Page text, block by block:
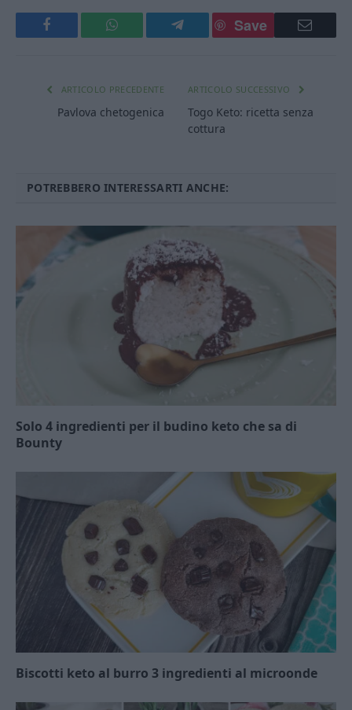
Facebook WhatsApp Telegram
Save
Email
ARTICOLO PRECEDENTE
Pavlova chetogenica
ARTICOLO SUCCESSIVO
Togo Keto: ricetta senza
cottura
POTREBBERO INTERESSARTI ANCHE:
Solo 4 ingredienti per il budino keto che sa di
Bounty
Biscotti keto al burro 3 ingredienti al microonde